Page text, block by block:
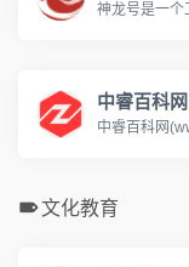
中睿百科网
文化教育